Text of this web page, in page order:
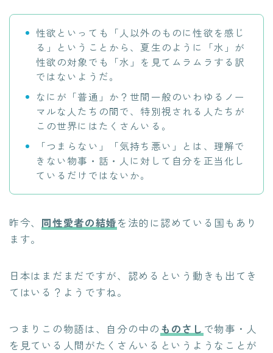
性欲といっても「人以外のものに性欲を感じ
る」ということから、夏生のように「水」が
性欲の対象でも「水」を見てムラムラする訳
ではないようだ。
なにが「普通」か？世間一般のいわゆるノー
マルな人たちの間で、特別視される人たちが
この世界にはたくさんいる。
「つまらない」「気持ち悪い」とは、理解で
きない物事・話・人に対して自分を正当化し
ているだけではないか。
昨今、 同性愛者の結婚を法的に認めている国もあり
ます。
日本はまだまだですが、認めるという動きも出てき
てはいる？ようですね。
つまりこの物語は、自分の中の ものさし で物事・人
を見ている人間がたくさんいるというようなことが